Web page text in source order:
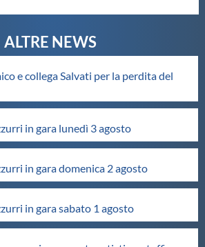
e collega Salvati per la perdita del
in gara lunedì 3 agosto
in gara domenica 2 agosto
in gara sabato 1 agosto